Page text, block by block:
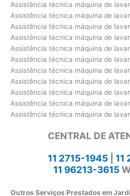
Assistência técnica máquina de
Assistência técnica máquina de
Assistência técnica máquina de
Assistência técnica máquina de
Assistência técnica máquina de
Assistência técnica máquina de
Assistência técnica máquina de
Assistência técnica máquina de
Assistência técnica máquina de
Assistência técnica máquina de
Assistência técnica máquina de
CENTRAL DE
11 2715-1945
11
11 96213-3615
Outros Serviços Prestados em